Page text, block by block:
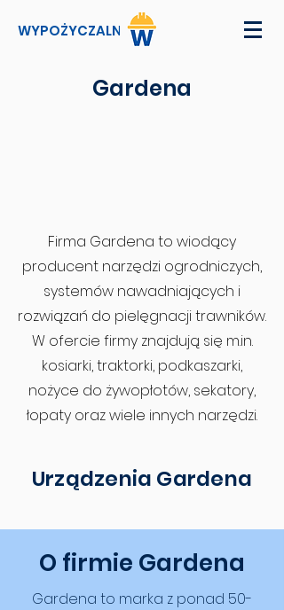
WYPOŻYCZALNI
Gardena
Firma Gardena to wiodący
producent narzędzi ogrodniczych,
systemów nawadniających i
rozwiązań do pielęgnacji trawników.
W ofercie firmy znajdują się m.in.
kosiarki, traktorki, podkaszarki,
nożyce do żywopłotów, sekatory,
łopaty oraz wiele innych narzędzi.
Urządzenia Gardena
O firmie Gardena
Gardena to marka z ponad 50-